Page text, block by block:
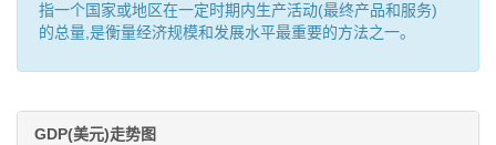
指一个国家或地区在一定时期内生产活动(最终产品和服务)
的总量,是衡量经济规模和发展水平最重要的方法之一。
GDP(美元)走势图